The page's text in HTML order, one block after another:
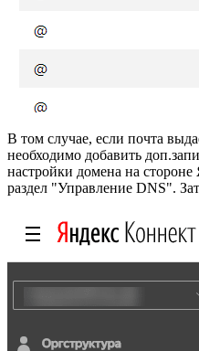
В том случае, если почта
необходимо добавить
настройки домена на
раздел "Управление DNS".